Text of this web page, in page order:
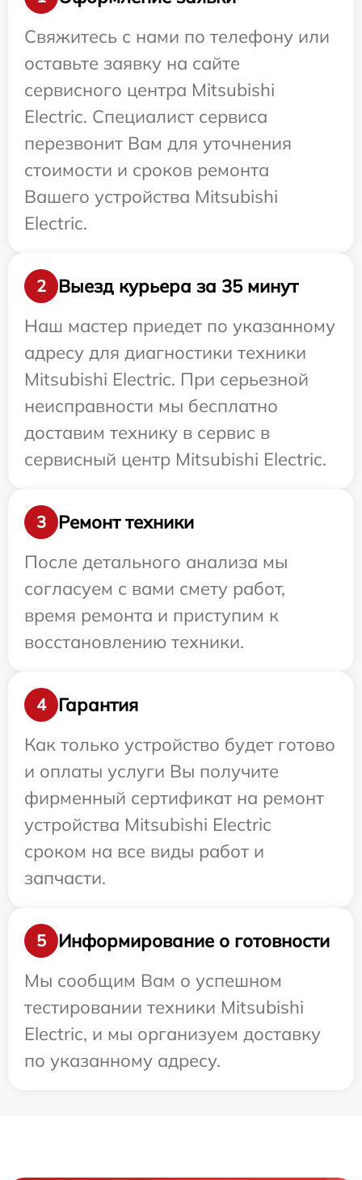
Свяжитесь с нами по телефону или
оставьте заявку на сайте
сервисного центра Mitsubishi
Electric. Специалист сервиса
перезвонит Вам для уточнения
стоимости и сроков ремонта
Вашего устройства Mitsubishi
Electric.
2
Выезд курьера за 35 минут
Наш мастер приедет по указанному
адресу для диагностики техники
Mitsubishi Electric. При серьезной
неисправности мы бесплатно
доставим технику в сервис в
сервисный центр Mitsubishi Electric.
3
Ремонт техники
После детального анализа мы
согласуем с вами смету работ,
время ремонта и приступим к
восстановлению техники.
4
Гарантия
Как только устройство будет готово
и оплаты услуги Вы получите
фирменный сертификат на ремонт
устройства Mitsubishi Electric
сроком на все виды работ и
запчасти.
5
Информирование о готовности
Мы сообщим Вам о успешном
тестировании техники Mitsubishi
Electric, и мы организуем доставку
по указанному адресу.